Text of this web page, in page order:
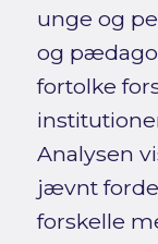
unge og
og
fortolke
Analysen
jævnt
forskelle